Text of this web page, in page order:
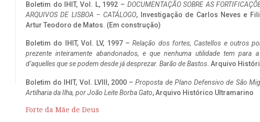
Boletim do IHIT, Vol. L, 1992 – DOCUMENTAÇÃO SOBRE AS
ARQUIVOS DE LISBOA – CATÁLOGO, Investigação de Carlos Neves e
Artur Teodoro de Matos. (Em construção)
Boletim do IHIT, Vol. LV, 1997 –Relação dos fortes, Castellos e outros
prezente inteiramente abandonados, e que nenhuma utilidade tem para
d’aquelles que se podem desde já desprezar. Barão de Bastos. Arquivo
Boletim do IHIT, Vol. LVIII, 2000 –Proposta de Plano Defensivo de São
Artilharia da Ilha, por João Leite Borba Gato, Arquivo Histórico Ultramarino
Forte da Mãe de Deus